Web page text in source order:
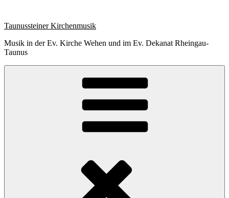
springen
Taunussteiner Kirchenmusik
Musik in der Ev. Kirche Wehen und im Ev. Dekanat Rheingau-
Taunus